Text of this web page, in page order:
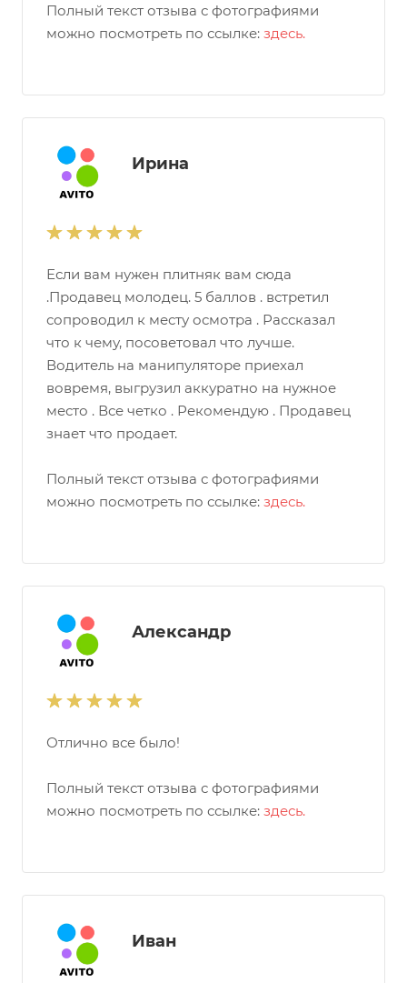
Полный текст отзыва с фотографиями
можно посмотреть по ссылке: здесь.
Ирина
Если вам нужен плитняк вам сюда
.Продавец молодец. 5 баллов . встретил
сопроводил к месту осмотра . Рассказал
что к чему, посоветовал что лучше.
Водитель на манипуляторе приехал
вовремя, выгрузил аккуратно на нужное
место . Все четко . Рекомендую . Продавец
знает что продает.
Полный текст отзыва с фотографиями
можно посмотреть по ссылке: здесь.
Александр
Отлично все было!
Полный текст отзыва с фотографиями
можно посмотреть по ссылке: здесь.
Иван